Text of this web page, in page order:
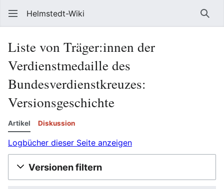
Helmstedt-Wiki
Liste von Träger:innen der
Verdienstmedaille des
Bundesverdienstkreuzes:
Versionsgeschichte
Artikel Diskussion
Logbücher dieser Seite anzeigen
Versionen filtern